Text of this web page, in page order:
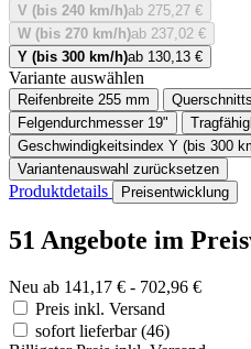
V (bis 240 km/h)ab 275,27 €
W (bis 270 km/h)ab 237,02 €
Y (bis 300 km/h)ab 130,13 €
Variante auswählen
Reifenbreite 255 mm
Felgendurchmesser 19"
Geschwindigkeitsindex Y (bis 300
Variantenauswahl zurücksetzen
Produktdetails Preisentwicklung
51 Angebote im
Neu ab 141,17 € - 702,96 €
Preis inkl. Versand
sofort lieferbar(46)